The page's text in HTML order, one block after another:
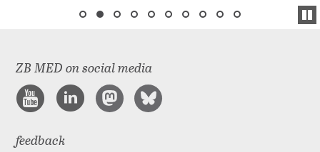
ZB MED on social media
feedback